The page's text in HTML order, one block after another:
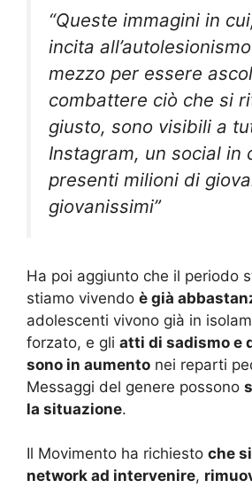
“Queste immagini in
incita
mezzo per essere
combattere ciò che si
giusto, sono visibili a
Instagram, un social in
presenti milioni di
giovanissimi”
Ha poi aggiunto che il periodo
stiamo vivendo è già
adolescenti vivono già in
forzato, e gli atti di sadismo e
sono in aumento nei reparti
Messaggi del genere possono
la situazione.
Il Movimento ha richiesto che
network ad intervenire,